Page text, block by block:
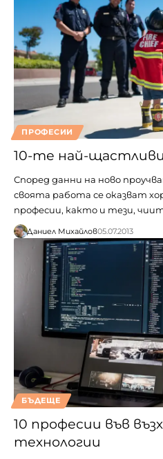
ПРОФЕСИИ
10-те най-
Според данни на ново
своята работа се оказват
професии, както и тези,
Даниел Михайлов05.07.2013
БЪДЕЩЕ
10 професии във
технологии